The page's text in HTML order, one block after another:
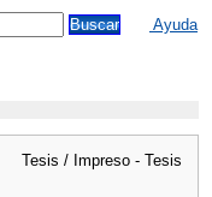
Ayuda
Tesis / Impreso - Tesis